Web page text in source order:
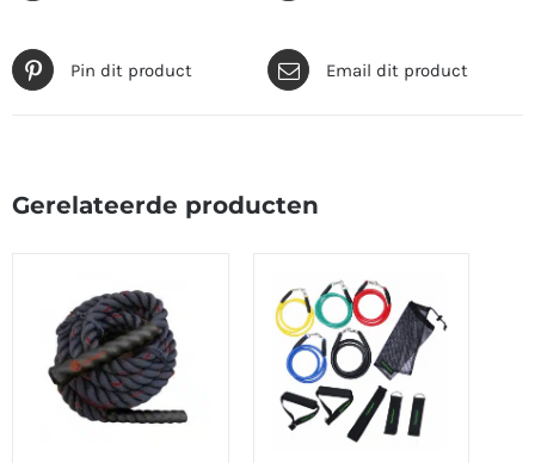
Pin dit product Email dit product
Gerelateerde producten